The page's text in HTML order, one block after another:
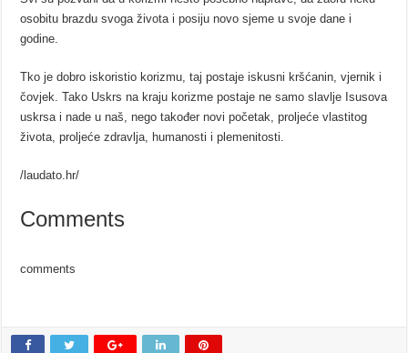
osobitu brazdu svoga života i posiju novo sjeme u svoje dane i
godine.
Tko je dobro iskoristio korizmu, taj postaje iskusni kršćanin, vjernik i
čovjek. Tako Uskrs na kraju korizme postaje ne samo slavlje Isusova
uskrsa i nade u naš, nego također novi početak, proljeće vlastitog
života, proljeće zdravlja, humanosti i plemenitosti.
/laudato.hr/
Comments
comments